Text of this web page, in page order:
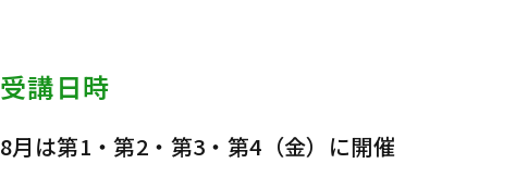
受講日時
8月は第1・第2・第3・第4（金）に開催